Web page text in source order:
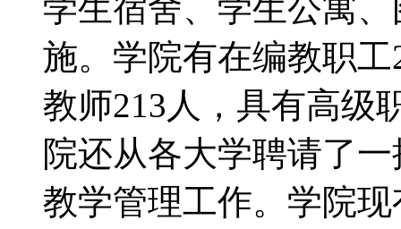
学生宿舍、学生公寓
施。学院有在编教职
教师213人，具有高级
院还从各大学聘请了
教学管理工作。学院